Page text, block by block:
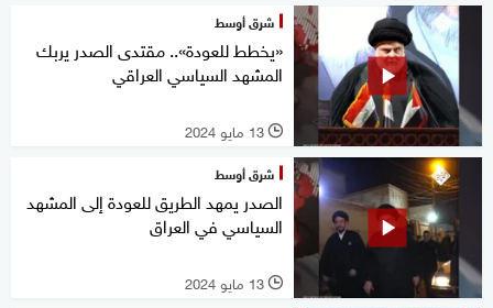
شرق أوسط
«يخطط للعودة».. مقتدى الصدر يربك
المشهد السياسي العراقي
l 13 مايو 2024
شرق أوسط
الصدر يمهد الطريق للعودة إلى المشهد
السياسي في العراق
l 13 مايو 2024